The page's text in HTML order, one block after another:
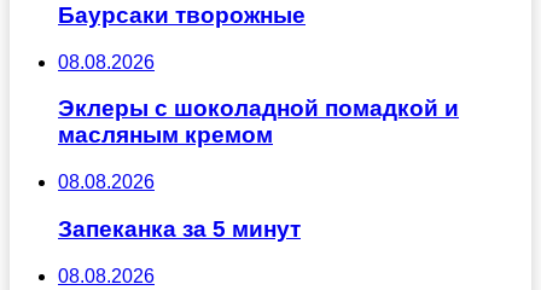
Баурсаки творожные
08.08.2026
Эклеры с шоколадной помадкой и
масляным кремом
08.08.2026
Запеканка за 5 минут
08.08.2026